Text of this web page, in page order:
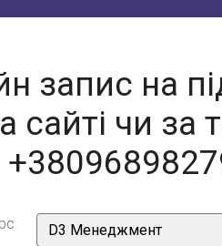
запис на
сайті чи за